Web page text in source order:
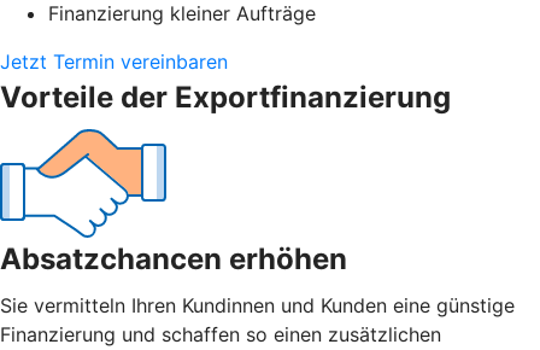
Finanzierung kleiner Aufträge
Jetzt Termin vereinbaren
Vorteile der Exportfinanzierung
Absatzchancen erhöhen
Sie vermitteln Ihren Kundinnen und Kunden eine günstige
Finanzierung und schaffen so einen zusätzlichen